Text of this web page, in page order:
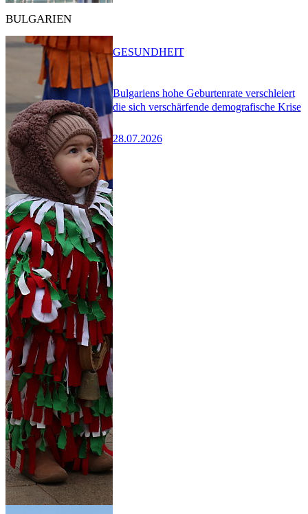
BULGARIEN
Bulgariens hohe Geburtenrate verschleiert
die sich verschärfende demografische Krise
28.07.2026
GESUNDHEIT